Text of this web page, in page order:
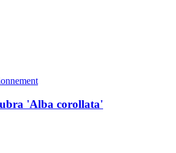
'Alba corollata'